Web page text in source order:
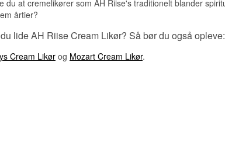
du at cremelikører som AH Riise's traditionelt blander
årtier?
lide AH Riise Cream Likør? Så bør du også opleve:
Cream Likørog Mozart Cream Likør.